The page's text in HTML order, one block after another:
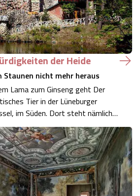
der Heide
Staunen nicht mehr heraus
Lama zum Ginseng geht Der
im Süden. Dort steht nämlich
hinter dem stabilen Zaun
kommt b…